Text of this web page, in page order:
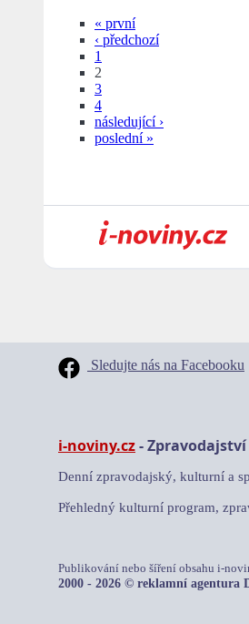
« první
‹ předchozí
1
2
3
4
následující ›
poslední »
Sledujte nás na Facebooku
i-noviny.cz-
Denní zpravodajský, kulturní a
Přehledný kulturní program,
Publikování nebo šíření obsahu i-
2000 - 2026 © reklamní agentura